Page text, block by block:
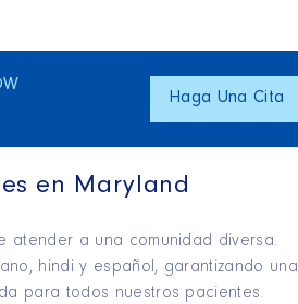
Haga Una Cita
en Maryland
atender a una comunidad diversa.
hindi y español, garantizando una
para todos nuestros pacientes.